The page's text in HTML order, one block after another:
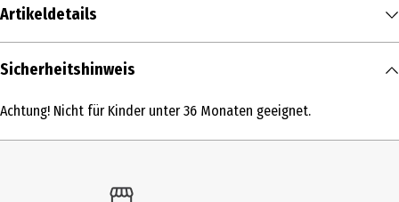
Artikeldetails
Inhalt
Produkttyp
Sicherheitshinweis
Achtung! Nicht für Kinder unter 36 Monaten geeignet.